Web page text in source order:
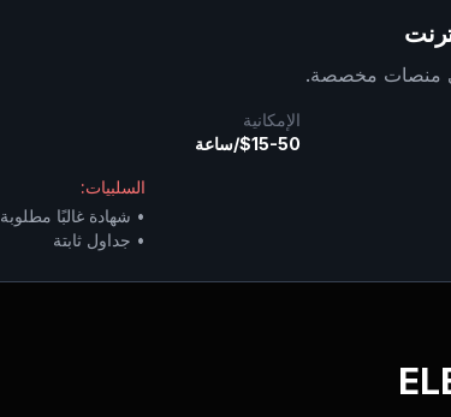
منصات مخصصة.
الإمكانية
$15-50/ساعة
السلبيات:
• شهادة غالبًا مطلوبة
• جداول ثابتة